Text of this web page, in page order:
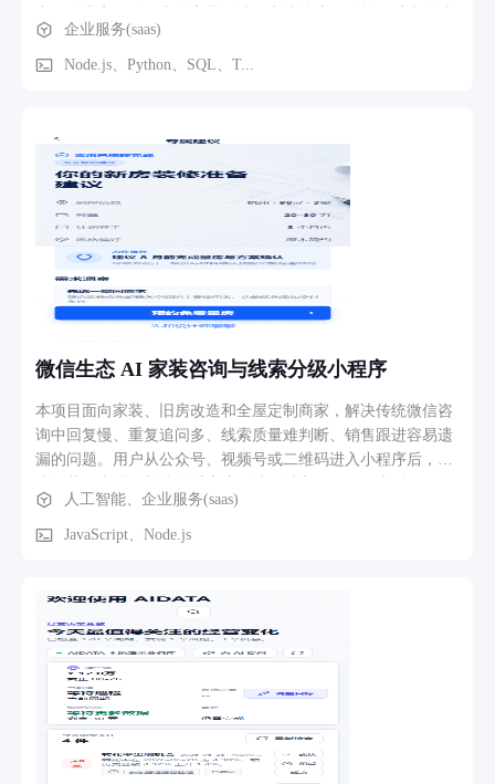
微信/邮件口头沟通，存在流程不透明、审批周期长、数据难统
计、责任难追溯等痛点。管理员无法统一下发任务，审批人无
任务到多人，填表人在线填写表单，审批人集中审批，全流程
留痕可追溯。 多级审批 角色驱动的审批链 按科员 → 科长 →
处长 → 副厅长的行政层级自动路由审批，支持部门隔离与权
限控制。 数据可视化 实时统计与报表 按类型、状态、时间维
度统计申请数据，ECharts 图表展示月度趋势，辅助管理决
结果通知，导航栏实时红点提示，15 秒轮询刷新。 二核心功
能模块 系统的六大功能模块及其职责 模块 角色 核心功能 技术
实现 用户认证 所有用户 JWT 登录、密码 bcrypt 加密、角色解
析、路由守卫 python-jose + bcrypt 任务下发 管理员 选择部门/
人员、指定审批人和查看人、设置截止日期、批量创建任务
（同类型去重） Batch ID 批次管理 任务待办 填表人 查看待处
理任务、填写三种表单（会议室/出差/请假）、提交后自动生
成新任务 auto_new_form 自动循环 审批中心 审批人/管理员 查
看待审申请、单条/批量审批（通过/驳回）、查看审批历史记
录 TaskApprover + 部门过滤 任务总览 管理员 批次维度查看任
务进度、催办、管理员直接删除/批量删除、删除申请审批
可视化 三种表单类型 会议室申请 会议室名称、日期、起止时
间、会议主题 出差申请 目的地、起止日期、出差事由、出行
方式 请假申请 请假类型、起止日期、请假原因 角色权限矩阵
角色 任务下发 任务待办 审批权限 用户管理 数据报表 管理员
✅ — 全部 ✅ ✅ 副厅长 — ✅ 本部门 — ✅ 处长 — ✅ 本部门 —
✅ 科长 — ✅ 本部门 — ✅ 科员 — ✅ — — ✅ 三业务流程与功
能路径 从任务下发到审批完成的全链路 核心业务流程 管理员
下发任务 → 填表人收到待办 → 填写表单并提交 → 自动生成
企业服务(saas)
Node.js、Python、SQL、T...
微信生态 AI 家装咨询与线索分级小程序
本项目面向家装、旧房改造和全屋定制商家，解决传统微信咨
询中回复慢、重复追问多、线索质量难判断、销售跟进容易遗
漏的问题。用户从公众号、视频号或二维码进入小程序后，可
算、开工时间、偏好风格和具体需求。系统结合商家已确认知
识与 MiniMax 大模型，生成需求洞察、量房准备清单、风险提
意愿完成高、中、低意向分级。商家可在工作台查看今日任
务、响应时限和超时提醒，在线索详情中查看 AI 摘要、分配
设计师、记录回访备注并推进状态。项目同时提供知识库维
护、可预约档期、通知中心、服务进度、客户反馈、经营分析
和服务规则配置，形成“咨询—建议—预约—分级—跟进—量房
—成交/未成交—复盘”的完整闭环。
人工智能、企业服务(saas)
JavaScript、Node.js